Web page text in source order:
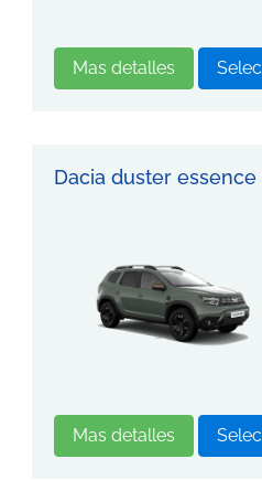
Mas detalles
Dacia duster
Mas detalles